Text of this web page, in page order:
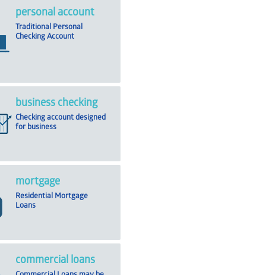
personal account
Traditional Personal
Checking Account
business checking
Checking account designed
for business
mortgage
Residential Mortgage
Loans
commercial loans